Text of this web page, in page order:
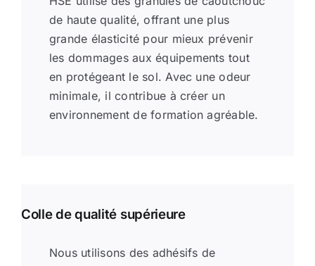
de haute qualité, offrant une plus
grande élasticité pour mieux prévenir
les dommages aux équipements tout
en protégeant le sol. Avec une odeur
minimale, il contribue à créer un
environnement de formation agréable.
Colle de qualité supérieure
Nous utilisons des adhésifs de